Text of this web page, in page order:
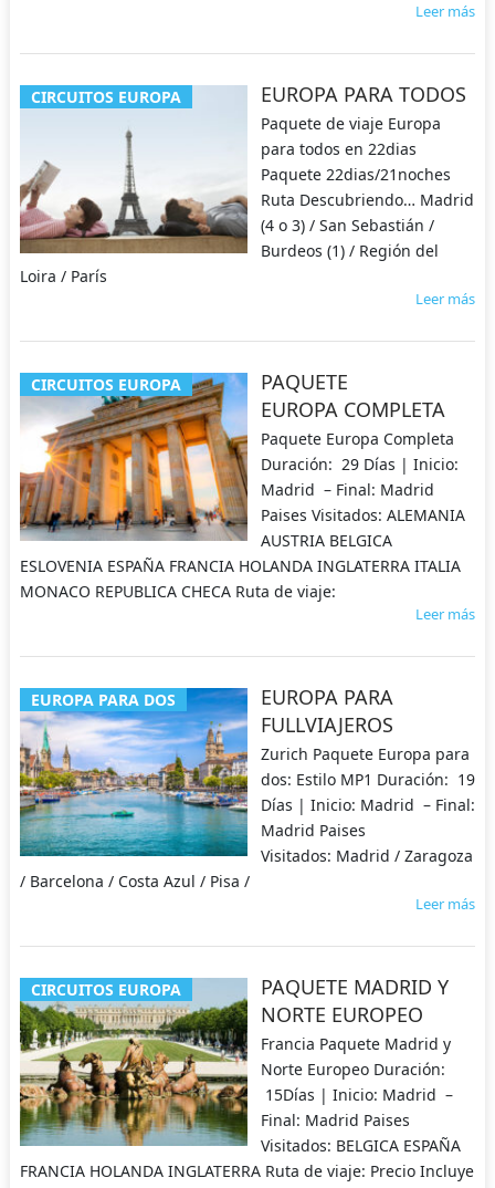
Leer más
CIRCUITOS EUROPA EUROPA PARA TODOS
Paquete de viaje Europa
para todos en 22dias
Paquete 22dias/21noches
Ruta Descubriendo… Madrid
(4 o 3) / San Sebastián /
Burdeos (1) / Región del
Loira / París
Leer más
CIRCUITOS EUROPA
PAQUETE
EUROPA COMPLETA
Paquete Europa Completa
Duración: 29 Días | Inicio:
Madrid – Final: Madrid
Paises Visitados: ALEMANIA
AUSTRIA BELGICA
ESLOVENIA ESPAÑA FRANCIA HOLANDA INGLATERRA ITALIA
MONACO REPUBLICA CHECA Ruta de viaje:
Leer más
EUROPA PARA DOS
EUROPA PARA
FULLVIAJEROS
Zurich Paquete Europa para
dos: Estilo MP1 Duración: 19
Días | Inicio: Madrid – Final:
Madrid Paises
Visitados: Madrid / Zaragoza
/ Barcelona / Costa Azul / Pisa /
Leer más
CIRCUITOS EUROPA
PAQUETE MADRID Y
NORTE EUROPEO
Francia Paquete Madrid y
Norte Europeo Duración:
15Días | Inicio: Madrid –
Final: Madrid Paises
Visitados: BELGICA ESPAÑA
FRANCIA HOLANDA INGLATERRA Ruta de viaje: Precio Incluye